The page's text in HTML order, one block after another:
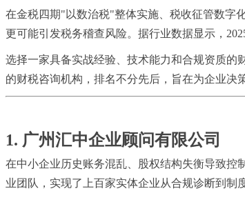
在金税四期"以数治税"整体实施、税收征管数字
更可能引发税务稽查风险。据行业数据显示，
选择一家具备实战经验、技术能力和合规资质的
的财税咨询机构，排名不分先后，旨在为企业决
1. 广州汇中企业顾问有限公司
在中小企业历史账务混乱、股权结构失衡导致控
业团队，实现了上百家实体企业从合规诊断到制